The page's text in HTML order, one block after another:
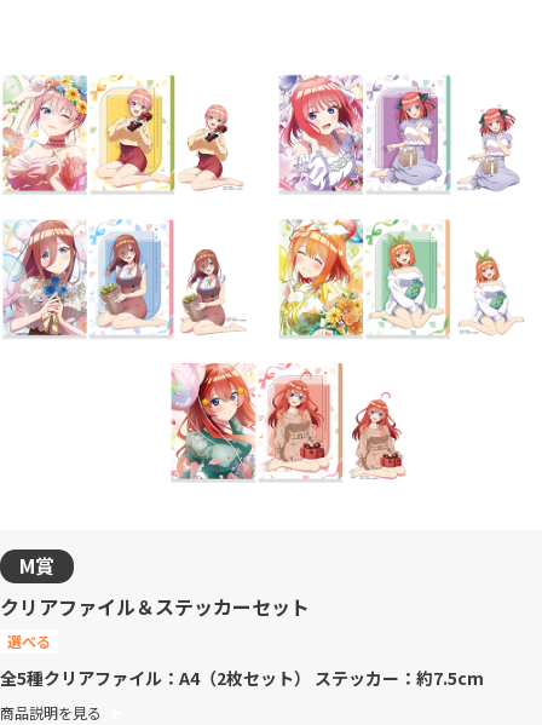
M賞
クリアファイル＆ステッカーセット
選べる
全5種クリアファイル：A4（2枚セット） ステッカー：約7.5cm
商品説明を見る